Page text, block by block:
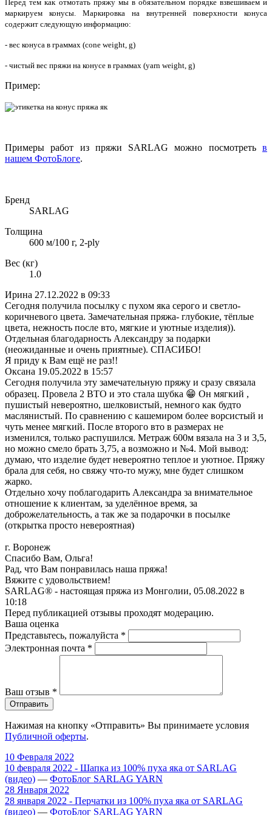
Перед тем как отмотать пряжу мы в обязательном порядке взвешиваем и
маркируем конусы. Маркировка на внутренней поверхности конуса
содержит следующую информацию:
- вес конуса в граммах (cone weight, g)
- чистый вес пряжи на конусе в граммах (yarn weight, g)
Пример:
Примеры работ из пряжи SARLAG можно посмотреть в
нашем ФотоБлоге.
Бренд
SARLAG
Толщина
600 м/100 г, 2-ply
Вес (кг)
1.0
Ирина 27.12.2022 в 09:33
Сегодня получила посылку с пухом яка серого и светло-
коричневого цвета. Замечательная пряжа- глубокие, тёплые
цвета, нежность после вто, мягкие и уютные изделия)).
Отдельная благодарность Александру за подарки
(неожиданные и очень приятные). СПАСИБО!
Я приду к Вам ещё не раз!!
Оксана 19.05.2022 в 15:57
Сегодня получила эту замечательную пряжу и сразу связала
образец. Провела 2 ВТО и это стала шубка 😁 Он мягкий ,
пушистый невероятно, шелковистый, немного как будто
маслянистый. По сравнению с кашемиром более ворсистый и
чуть менее мягкий. После второго вто в размерах не
изменился, только распушился. Метраж 600м вязала на 3 и 3,5,
но можно смело брать 3,75, а возможно и №4. Мой вывод:
думаю, что изделие будет невероятно теплое и уютное. Пряжу
брала для себя, но свяжу что-то мужу, мне будет слишком
жарко.
Отдельно хочу поблагодарить Александра за внимательное
отношение к клиентам, за уделённое время, за
доброжелательность, а так же за подарочки в посылке
(открытка просто невероятная)
г. Воронеж
Спасибо Вам, Ольга!
Рад, что Вам понравилась наша пряжа!
Вяжите с удовольствием!
SARLAG® - настоящая пряжа из Монголии, 05.08.2022 в
10:18
Перед публикацией отзывы проходят модерацию.
Ваша оценка
Представьтесь, пожалуйста *
Электронная почта *
Ваш отзыв *
Отправить
Нажимая на кнопку «Отправить» Вы принимаете условия
Публичной оферты.
10 Февраля 2022
10 февраля 2022 - Шапка из 100% пуха яка от SARLAG
(видео) — ФотоБлог SARLAG YARN
28 Января 2022
28 января 2022 - Перчатки из 100% пуха яка от SARLAG
(видео) — ФотоБлог SARLAG YARN